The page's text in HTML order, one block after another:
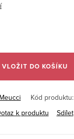
VLOŽIT DO KOŠÍKU
Meucci Kód produktu:
k produktu
Sdílet